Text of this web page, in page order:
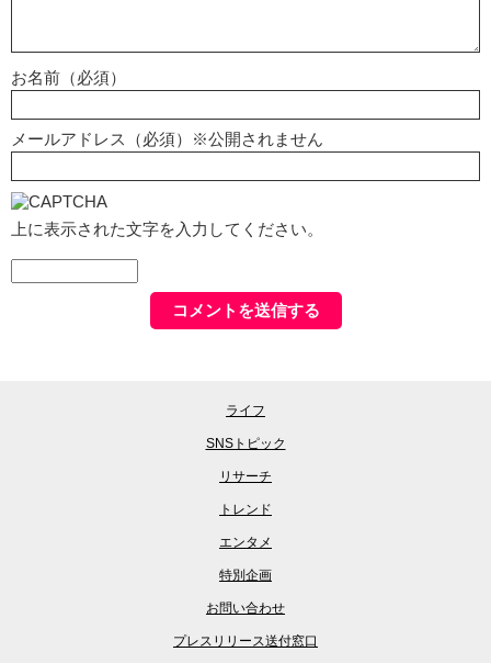
お名前（必須）
メールアドレス（必須）※公開されません
上に表示された文字を入力してください。
ライフ
SNSトピック
リサーチ
トレンド
エンタメ
特別企画
お問い合わせ
プレスリリース送付窓口